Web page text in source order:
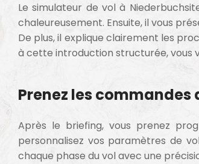
Le simulateur de vol à
chaleureusement. Ensuite, il vous
De plus, il explique clairement les
à cette introduction structurée, vous
Prenez les
Après le briefing, vous prenez
personnalisez vos paramètres de
chaque phase du vol avec une